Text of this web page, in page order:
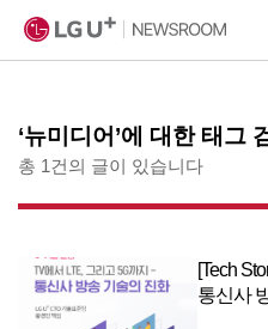
‘뉴미디어’에 대한 태그
총 1건의 글이 있습니다
[Tech
통신사